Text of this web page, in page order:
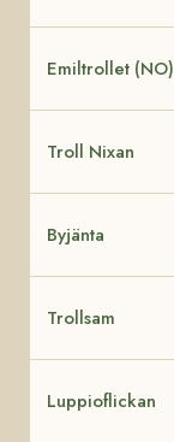
Emiltrollet (NO)
Troll Nixan
Byjänta
Trollsam
Luppioflickan